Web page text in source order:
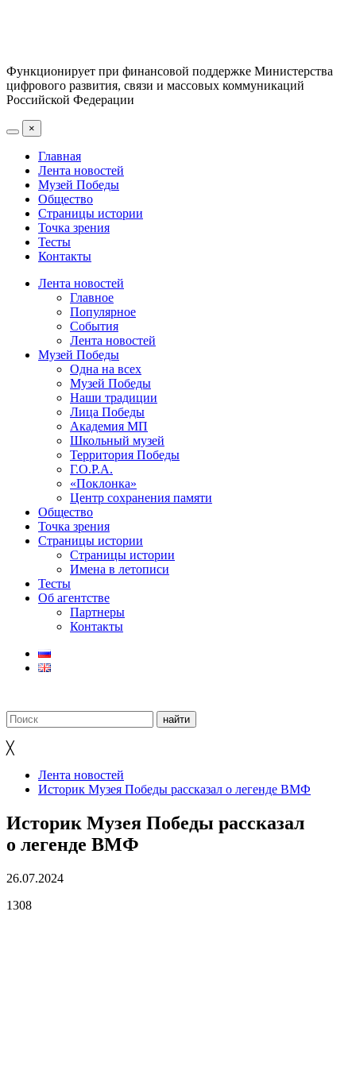
Функционирует при финансовой поддержке Министерства
цифрового развития, связи и массовых коммуникаций
Российской Федерации
×
Главная
Лента новостей
Музей Победы
Общество
Страницы истории
Точка зрения
Тесты
Контакты
Лента новостей
Главное
Популярное
События
Лента новостей
Музей Победы
Одна на всех
Музей Победы
Наши традиции
Лица Победы
Академия МП
Школьный музей
Территория Победы
Г.О.Р.А.
«Поклонка»
Центр сохранения памяти
Общество
Точка зрения
Страницы истории
Страницы истории
Имена в летописи
Тесты
Об агентстве
Партнеры
Контакты
╳
Лента новостей
Историк Музея Победы рассказал о легенде ВМФ
Историк Музея Победы рассказал
о легенде ВМФ
26.07.2024
1308